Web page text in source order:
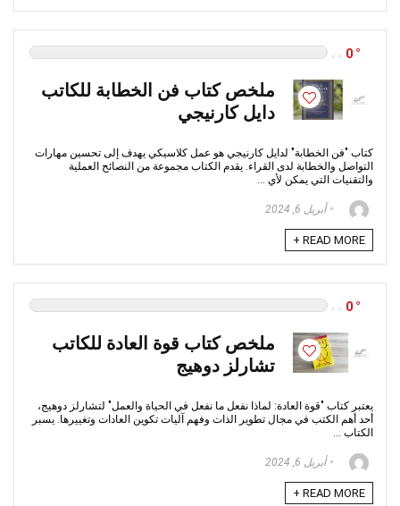
0
ملخص كتاب فن الخطابة للكاتب
دايل كارنيجي
كتاب "فن الخطابة" لدايل كارنيجي هو عمل كلاسيكي يهدف إلى تحسين مهارات
التواصل والخطابة لدى القراء. يقدم الكتاب مجموعة من النصائح العملية
والتقنيات التي يمكن لأي ...
أبريل 6, 2024
READ MORE +
0
ملخص كتاب قوة العادة للكاتب
تشارلز دوهيج
يعتبر كتاب "قوة العادة: لماذا نفعل ما نفعل في الحياة والعمل" لتشارلز دوهيج،
أحد أهم الكتب في مجال تطوير الذات وفهم آليات تكوين العادات وتغييرها. يسبر
الكتاب ...
أبريل 6, 2024
READ MORE +